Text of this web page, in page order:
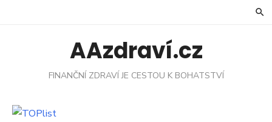
AAzdraví.cz
FINANČNÍ ZDRAVÍ JE CESTOU K BOHATSTVÍ